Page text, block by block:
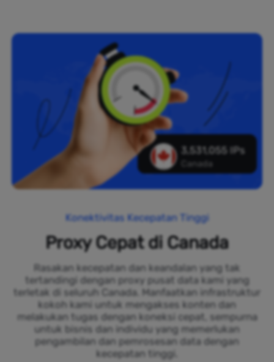
3,531,055 IPs
Canada
Konektivitas Kecepatan Tinggi
Proxy Cepat di Canada
Rasakan kecepatan dan keandalan yang tak
tertandingi dengan proxy pusat data kami yang
terletak di seluruh Canada. Manfaatkan infrastruktur
kokoh kami untuk mengakses konten dan
melakukan tugas dengan koneksi cepat, sempurna
untuk bisnis dan individu yang memerlukan
pengambilan dan pemrosesan data dengan
kecepatan tinggi.